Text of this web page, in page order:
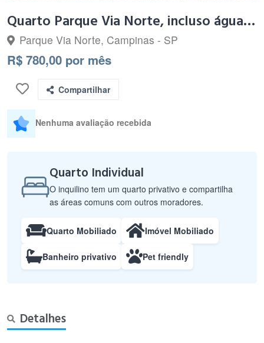
Quarto Parque Via Norte, incluso água, energia e Wi-fi.
Parque Via Norte, Campinas - SP
R$ 780,00 por mês
Compartilhar
Nenhuma avaliação recebida
Quarto Individual
O inquilino tem um quarto privativo e compartilha
as áreas comuns com outros moradores.
Quarto Mobiliado Imóvel Mobiliado
Banheiro privativo Pet friendly
Detalhes